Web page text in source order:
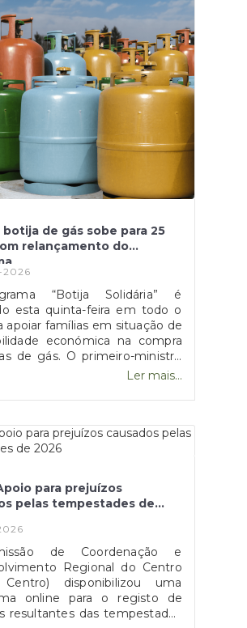
botija de gás sobe para 25
relançamento do
2026
“Botija Solidária” é
esta quinta-feira em todo o
apoiar famílias em situação de
económica na compra
de gás. O primeiro-ministro
anunciou o aumento
os próximos três meses,
no Médio Oriente.
Ler mais...
para prejuízos
pelas tempestades de
de Coordenação e
Regional do Centro
Centro) disponibilizou uma
online para o registo de
resultantes das tempestades